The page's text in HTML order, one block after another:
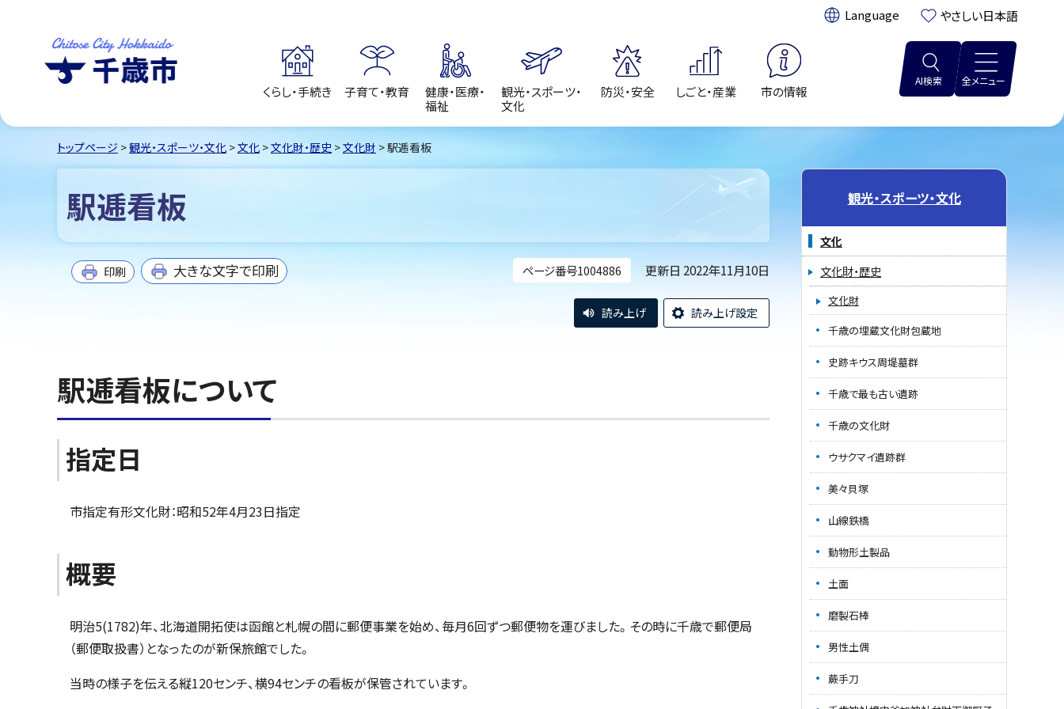
翻訳: やさしい日本語
くらし・手続き 子育て・教育
健康・医療・
福祉
観光・スポーツ・
文化
防災・安全 しごと・産業 市の情報
AI検索 全メニュー
トップページ >観光・スポーツ・文化 >文化 >文化財・歴史 >文化財 > 駅逓看板
駅逓看板
ページ番号1004886 更新日 2022年11月10日
印刷 大きな文字で印刷
読み上げ 読み上げ設定
駅逓看板について
指定日
市指定有形文化財：昭和52年4月23日指定
概要
明治5(1782)年、北海道開拓使は函館と札幌の間に郵便事業を始め、毎月6回ずつ郵便物を運びました。その時に千歳で郵便局
（郵便取扱書）となったのが新保旅館でした。
当時の様子を伝える縦120センチ、横94センチの看板が保管されています。
観光・スポーツ・文化
文化
文化財・歴史
文化財
千歳の埋蔵文化財包蔵地
史跡キウス周堤墓群
千歳で最も古い遺跡
千歳の文化財
ウサクマイ遺跡群
美々貝塚
山線鉄橋
動物形土製品
土面
磨製石棒
男性土偶
蕨手刀